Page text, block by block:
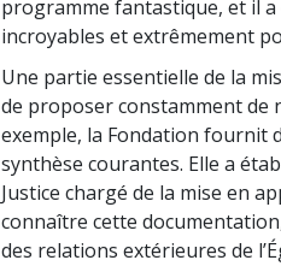
programme fantastique, et il
incroyables et extrêmement
Une partie essentielle de la
de proposer constamment de
exemple, la Fondation fournit
synthèse courantes. Elle a
Justice chargé de la mise en
connaître cette
des relations extérieures de